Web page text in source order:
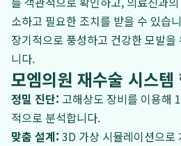
소하고 필요한 조치를 받을 수 있습
장기적으로 풍성하고 건강한 모발을
니다.
모엠의원 재수술 시스템
정밀 진단: 고해상도 장비를 이용해
적으로 분석합니다.
맞춤 설계: 3D 가상 시뮬레이션으로